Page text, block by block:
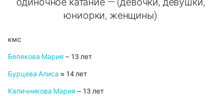
одиночное катание — (девочки, девушки,
юниорки, женщины)
кмс
Белякова Мария – 13 лет
Бурцева Алиса ≈ 14 лет
Капичникова Мария – 13 лет